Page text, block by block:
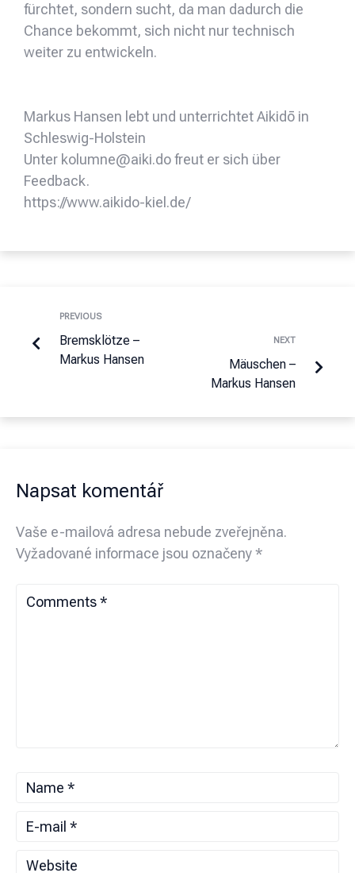
fürchtet, sondern sucht, da man dadurch die
Chance bekommt, sich nicht nur technisch
weiter zu entwickeln.
Markus Hansen lebt und unterrichtet Aikidō in
Schleswig-Holstein
Unter kolumne@aiki.do freut er sich über
Feedback.
https://www.aikido-kiel.de/
PREVIOUS
Bremsklötze –
Markus Hansen
NEXT
Mäuschen –
Markus Hansen
Napsat komentář
Vaše e-mailová adresa nebude zveřejněna.
Vyžadované informace jsou označeny*